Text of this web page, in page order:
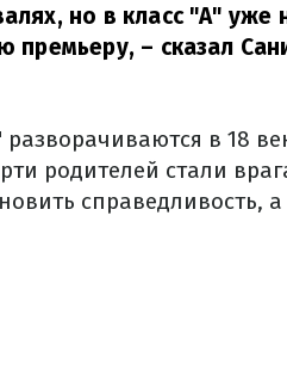
но в класс "А" уже
премьеру, – сказал
в 18
родителей стали
справедливость,